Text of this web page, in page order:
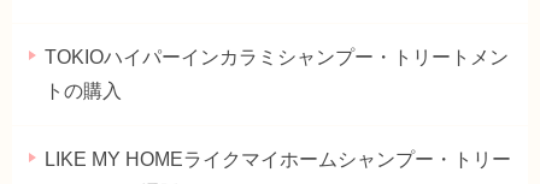
TOKIOハイパーインカラミシャンプー・トリートメン
トの購入
LIKE MY HOMEライクマイホームシャンプー・トリー